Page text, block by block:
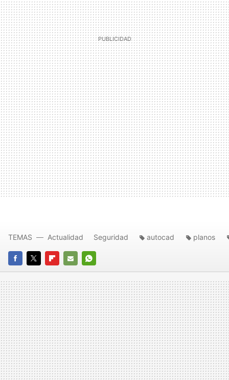
FACEBOOK
TWITTERFLIPBOARD
E-
MAIL
WHATSAPP
TEMAS Actualidad Seguridad autocad planos